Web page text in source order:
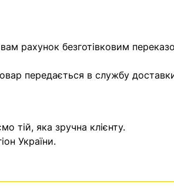
рахунок безготівковим
передається в службу
тій, яка зручна клієнту.
України.